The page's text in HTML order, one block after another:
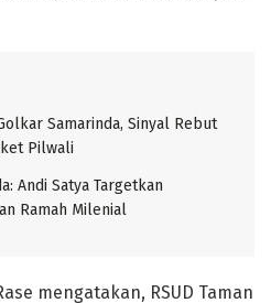
Samarinda, Sinyal Rebut
Pilwali
Andi Satya Targetkan
Ramah Milenial
mengatakan, RSUD Taman